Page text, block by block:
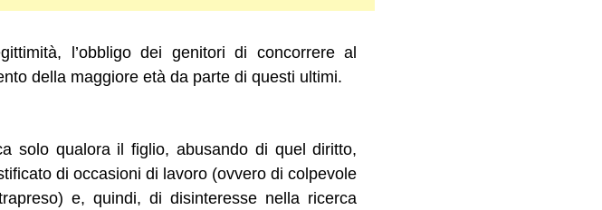
l’obbligo dei genitori di concorrere al
della maggiore età da parte di questi ultimi.
solo qualora il figlio, abusando di quel diritto,
di occasioni di lavoro (ovvero di colpevole
e, quindi, di disinteresse nella ricerca